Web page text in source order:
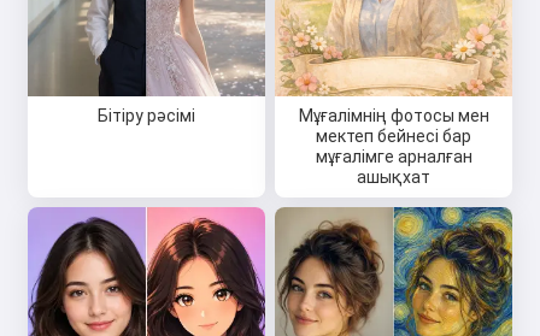
Бітіру рәсімі
Мұғалімнің фотосы мен
мектеп бейнесі бар
мұғалімге арналған
ашықхат